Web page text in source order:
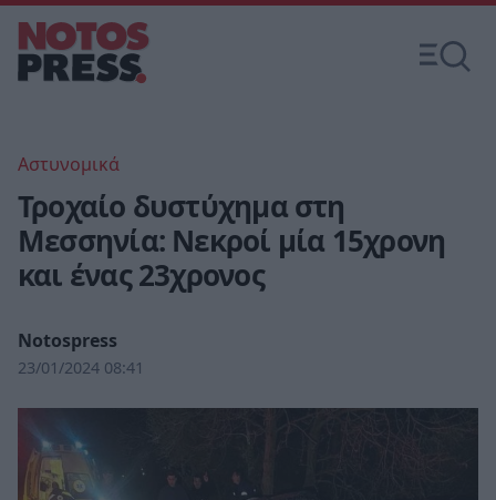
Αστυνομικά
Τροχαίο δυστύχημα στη
Μεσσηνία: Νεκροί μία 15χρονη
και ένας 23χρονος
Notospress
23/01/2024 08:41